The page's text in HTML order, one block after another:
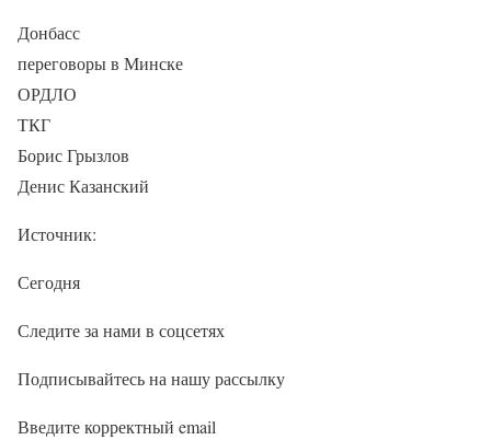
Донбасс
переговоры в Минске
ОРДЛО
ТКГ
Борис Грызлов
Денис Казанский
Источник:
Сегодня
Следите за нами в соцсетях
Подписывайтесь на нашу рассылку
Введите корректный email